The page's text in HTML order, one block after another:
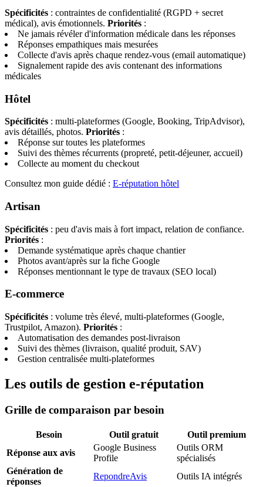
Spécificités : contraintes de confidentialité (RGPD + secret
médical), avis émotionnels. Priorités :
Ne jamais révéler d'information médicale dans les réponses
Réponses empathiques mais mesurées
Collecte d'avis après chaque rendez-vous (email automatique)
Signalement rapide des avis contenant des informations
médicales
Hôtel
Spécificités : multi-plateformes (Google, Booking, TripAdvisor),
avis détaillés, photos. Priorités :
Réponse sur toutes les plateformes
Suivi des thèmes récurrents (propreté, petit-déjeuner, accueil)
Collecte au moment du checkout
Consultez mon guide dédié : E-réputation hôtel
Artisan
Spécificités : peu d'avis mais à fort impact, relation de confiance.
Priorités :
Demande systématique après chaque chantier
Photos avant/après sur la fiche Google
Réponses mentionnant le type de travaux (SEO local)
E-commerce
Spécificités : volume très élevé, multi-plateformes (Google,
Trustpilot, Amazon). Priorités :
Automatisation des demandes post-livraison
Suivi des thèmes (livraison, qualité produit, SAV)
Gestion centralisée multi-plateformes
Les outils de gestion e-réputation
Grille de comparaison par besoin
Besoin Outil gratuit
Outil premium
Réponse aux avis
Google Business
Profile
Outils ORM
spécialisés
Génération de
réponses
RepondreAvis Outils IA intégrés